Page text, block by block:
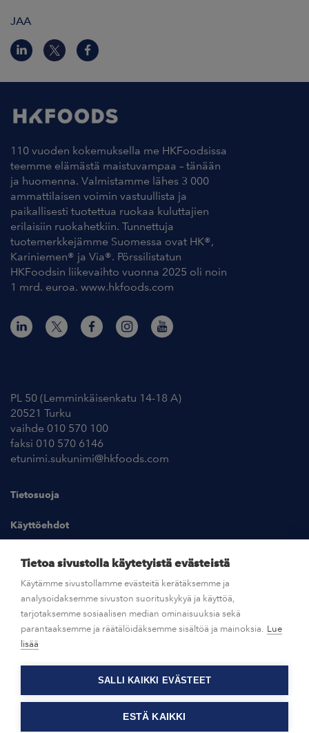
JAA
110 vuoden kokemuksella me HKFoodsissa
teemme elämästä maistuvampaa – tänään
ja huomenna. Valmistamme lähes 3 000
ammattilaisen voimin vastuullista ja
paikallisesti tuotettua ruokaa kuluttajien
erilaisiin ruokahetkiin. Tunnettuja
tuotemerkkejämme Suomessa ovat HK®,
Kariniemen® ja Via®. Pörssilistatun
HKFoodsin liikevaihto vuonna 2025 oli noin
1 mrd. euroa. www.hkfoods.com
PL 50 (Lemminkäisenkatu 14-18 A)
20521 Turku
vaihde 010 570 100
faksi 010 570 6146
etunimi.sukunimi@hkfoods.com
Tietosuoja
Käyttöehdot
Kuvapankki
UUTISHUONE
OTA YHTEYTTÄ
Tietoa sivustolla käytetyistä evästeistä
Käytämme sivustollamme evästeitä kerätäksemme ja
analysoidaksemme sivuston suorituskykyä ja käyttöä,
tarjotaksemme sosiaalisen median ominaisuuksia sekä
parantaaksemme ja räätälöidäksemme sisältöä ja mainoksia. Lue
lisää
SALLI KAIKKI EVÄSTEET
ESTÄ KAIKKI